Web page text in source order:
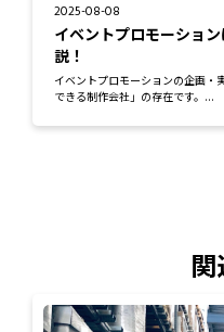
2025-08-08
イベントプロモーショ
説！
イベントプロモーションの企画・
できる制作会社」の存在です。...